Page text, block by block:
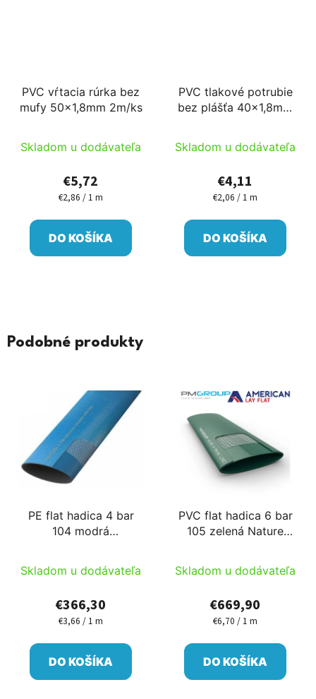
PVC vŕtacia rúrka bez
mufy 50x1,8mm 2m/ks
Skladom u dodávateľa
€5,72
Jednotková
€2,86 / 1 m
DO KOŠÍKA
PVC tlakové potrubie
bez plášťa 40x1,8mm
Skladom u dodávateľa
€4,11
Jednotková
€2,06 / 1 m
DO KOŠÍKA
Podobné produkty
PE flat hadica 4 bar
104 modrá
Skladom u dodávateľa
€366,30
Jednotková
€3,66 / 1 m
DO KOŠÍKA
PVC flat hadica 6 bar
105 zelená Nature
Skladom u dodávateľa
€669,90
Jednotková
€6,70 / 1 m
DO KOŠÍKA